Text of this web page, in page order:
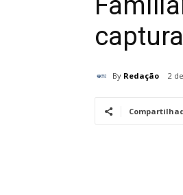
By Redação 2